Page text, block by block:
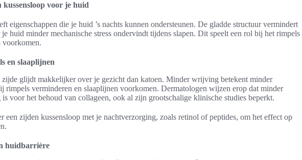
kussensloop voor je huid
eigenschappen die je huid ’s nachts kunnen ondersteunen. De gladde structuur vermindert
huid minder mechanische stress ondervindt tijdens slapen. Dit speelt een rol bij het rimpels
voorkomen.
en slaaplijnen
zijde glijdt makkelijker over je gezicht dan katoen. Minder wrijving betekent minder
rimpels verminderen en slaaplijnen voorkomen. Dermatologen wijzen erop dat minder
is voor het behoud van collageen, ook al zijn grootschalige klinische studies beperkt.
een zijden kussensloop met je nachtverzorging, zoals retinol of peptides, om het effect op
huidbarrière